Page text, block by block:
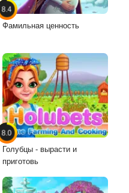
8.4
Фамильная ценность
8.0
Голубцы - вырасти и
приготовь